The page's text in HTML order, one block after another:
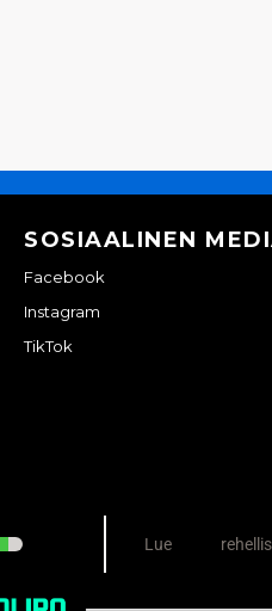
SOSIAALINEN
Facebook
Instagram
TikTok